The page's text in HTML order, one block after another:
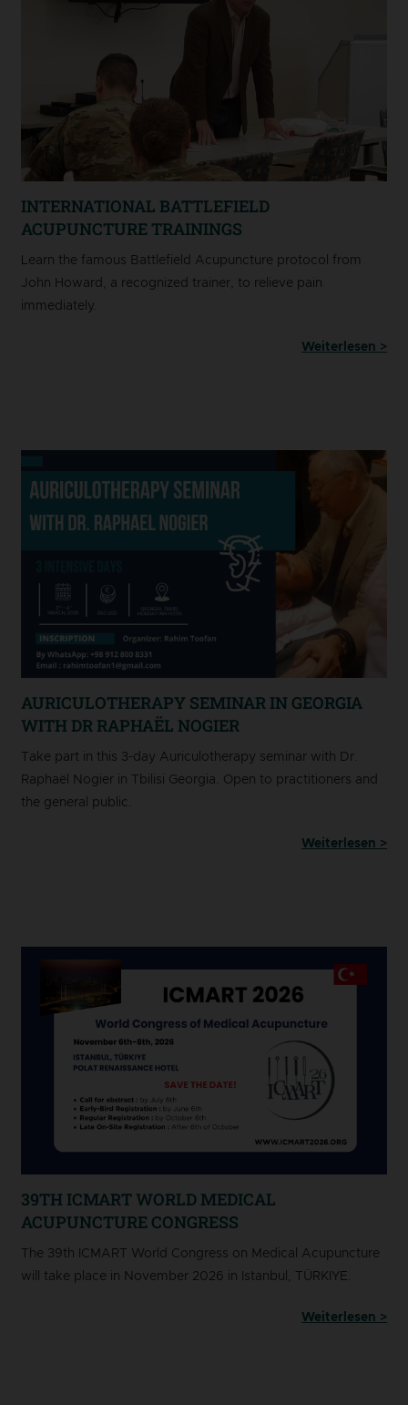
INTERNATIONAL BATTLEFIELD
ACUPUNCTURE TRAININGS
Learn the famous Battlefield Acupuncture protocol from
John Howard, a recognized trainer, to relieve pain
immediately.
Weiterlesen >
AURICULOTHERAPY SEMINAR IN GEORGIA
WITH DR RAPHAËL NOGIER
Take part in this 3-day Auriculotherapy seminar with Dr.
Raphaël Nogier in Tbilisi Georgia. Open to practitioners and
the general public.
Weiterlesen >
39TH ICMART WORLD MEDICAL
ACUPUNCTURE CONGRESS
The 39th ICMART World Congress on Medical Acupuncture
will take place in November 2026 in Istanbul, TÜRKIYE.
Weiterlesen >